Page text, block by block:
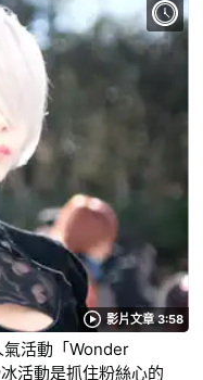
影片文章 3:58
活動「Wonder
活動是抓住粉絲心的